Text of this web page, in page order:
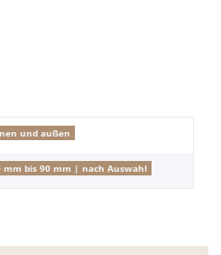
und außen
mm bis 90 mm | nach Auswahl